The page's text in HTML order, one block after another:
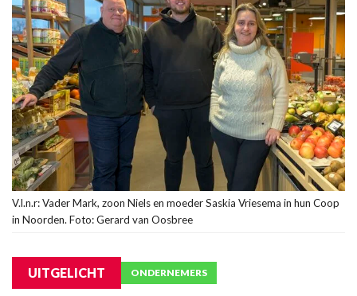
V.l.n.r: Vader Mark, zoon Niels en moeder Saskia Vriesema in hun Coop
in Noorden. Foto: Gerard van Oosbree
UITGELICHT ONDERNEMERS